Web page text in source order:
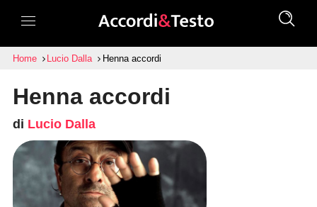
Home Lucio Dalla Henna accordi
Henna accordi
di Lucio Dalla